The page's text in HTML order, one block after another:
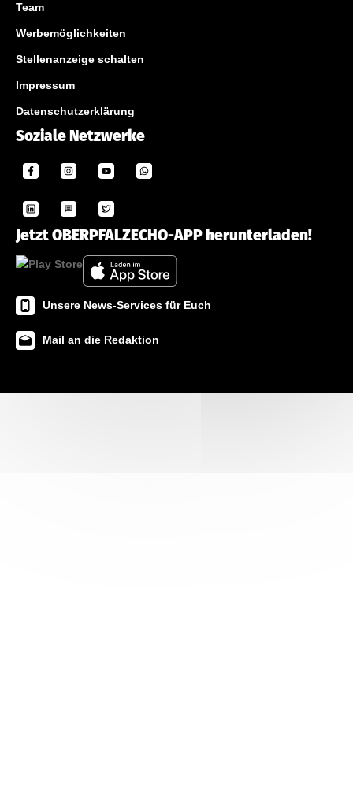
Team
Werbemöglichkeiten
Stellenanzeige schalten
Impressum
Datenschutzerklärung
Soziale Netzwerke
Jetzt OBERPFALZECHO-APP herunterladen!
Unsere News-Services für Euch
Mail an die Redaktion